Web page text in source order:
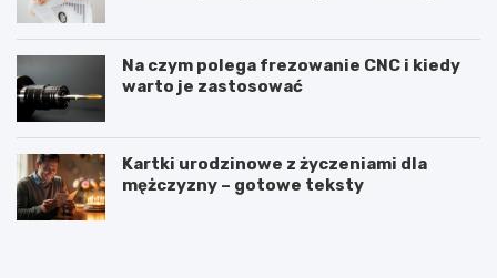
Na czym polega frezowanie CNC i kiedy
warto je zastosować
Kartki urodzinowe z życzeniami dla
mężczyzny – gotowe teksty